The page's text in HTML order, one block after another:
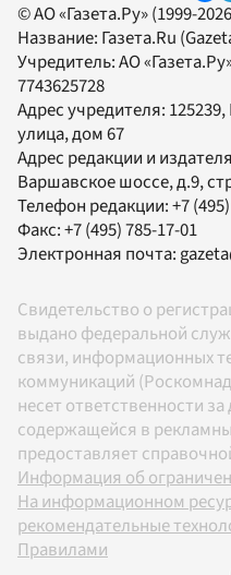
© АО «Газета.Ру» (1999-
Название: Газета.Ru
Учредитель:АО
7743625728
Адрес учредителя:
улица, дом 67
Адрес редакции и
Варшавское шоссе, д.9,
Телефон редакции:+7
Факс:+7 (495) 785-17-01
Электронная почта:
Свидетельство о
выдано федеральной
связи, информационных
коммуникаций
несет ответственности
содержащейся в
предоставляет
Информация об
На информационном
рекомендательные
Правилами